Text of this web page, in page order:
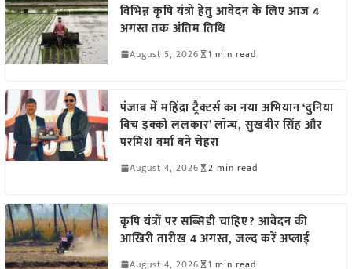
विभिन्न कृषि यंत्रों हेतु आवेदन के लिए आज 4
अगस्त तक अंतिम तिथि
August 5, 2026 1 min read
पंजाब में महिंद्रा ट्रैक्टर्स का नया अभियान ‘दुनिया
विच इक्को ललकार’ लॉन्च, सुखबीर सिंह और
परमिश वर्मा बने चेहरा
August 4, 2026 2 min read
कृषि यंत्रों पर सब्सिडी चाहिए? आवेदन की
आखिरी तारीख 4 अगस्त, जल्द करें अप्लाई
August 4, 2026 1 min read